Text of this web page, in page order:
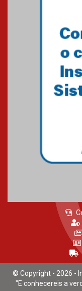
© Copyright - 2026 -
"E conhecereis a